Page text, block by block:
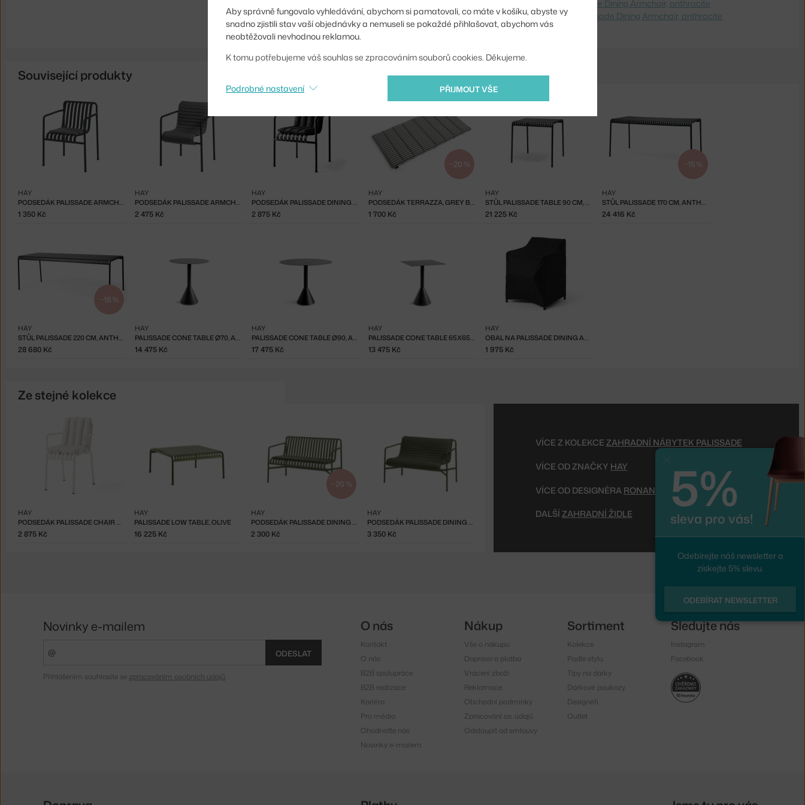
Palissade Dining Armchair, anthracite
Shopping from the EU? Switch to
Palissade Dining Armchair, anthracite
Související produkty
PODSEDÁK PALISSADE ARMCHAIR, ANTHRACITE
HAY
1 350 Kč
PODSEDÁK PALISSADE ARMCHAIR QUILTED, ANTHRACITE
HAY
2 475 Kč
PODSEDÁK PALISSADE DINING ARMCHAIR QUILTED, ANTHRACITE
HAY
2 875 Kč
−20 %
PODSEDÁK TERRAZZA, GREY BOLD STRIPE
HAY
1 700 Kč
STŮL PALISSADE TABLE 90 CM, ANTHRACITE
HAY
21 225 Kč
−15 %
STŮL PALISSADE 170 CM, ANTHRACITE
HAY
24 416 Kč
−18 %
STŮL PALISSADE 220 CM, ANTHRACITE
HAY
28 680 Kč
PALISSADE CONE TABLE Ø70, ANTHRACITE
HAY
14 475 Kč
PALISSADE CONE TABLE Ø90, ANTHRACITE
HAY
17 475 Kč
PALISSADE CONE TABLE 65X65 CM, ANTHRACITE
HAY
13 475 Kč
OBAL NA PALISSADE DINING ARMCHAIR
HAY
1 975 Kč
Ze stejné kolekce
PODSEDÁK PALISSADE CHAIR AND ARMCHAIR, CREAM WHITE
HAY
2 875 Kč
PALISSADE LOW TABLE, OLIVE
HAY
16 225 Kč
−20 %
PODSEDÁK PALISSADE DINING BENCH, OLIVE
HAY
2 300 Kč
PODSEDÁK PALISSADE DINING BENCH QUILTED, OLIVE
HAY
3 350 Kč
VÍCE Z KOLEKCE ZAHRADNÍ NÁBYTEK PALISSADE
VÍCE OD ZNAČKY HAY
VÍCE OD DESIGNÉRA RONAN & ERWAN BOUROULLEC
DALŠÍ ZAHRADNÍ ŽIDLE
Aby správně fungovalo vyhledávání, abychom si pamatovali, co máte v košíku, abyste vy
snadno zjistili stav vaší objednávky a nemuseli se pokaždé přihlašovat, abychom vás
neobtěžovali nevhodnou reklamou.
K tomu potřebujeme váš souhlas se zpracováním souborů cookies. Děkujeme.
PŘIJMOUT VŠE
Podrobné nastavení
5%
sleva pro vás!
Odebírejte náš newsletter a
získejte 5% slevu.
ODEBÍRAT NEWSLETTER
Novinky e-mailem
ODESLAT
Přihlášením souhlasíte se zpracováním osobních údajů
O nás
Kontakt
O nás
B2B spolupráce
B2B realizace
Kariéra
Pro média
Ohodnoťte nás
Novinky e-mailem
Nákup
Vše o nákupu
Doprava a platba
Vrácení zboží
Reklamace
Obchodní podmínky
Zpracování os. údajů
Odstoupit od smlouvy
Sortiment
Kolekce
Podle stylu
Tipy na dárky
Dárkové poukazy
Designéři
Outlet
Sledujte nás
Instagram
Facebook